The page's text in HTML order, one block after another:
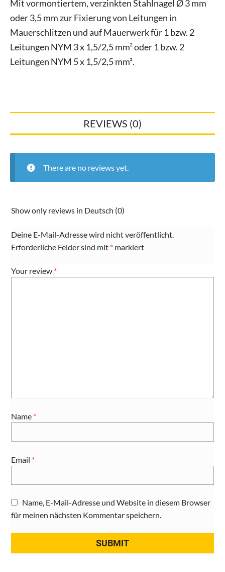
Nagel-
Fix
3,5x50mm
PP
transparent
Mit vormontiertem, verzinkten Stahlnagel Ø 3 mm
oder 3,5 mm zur Fixierung von Leitungen in
Mauerschlitzen und auf Mauerwerk für 1 bzw. 2
Leitungen NYM 3 x 1,5/2,5 mm² oder 1 bzw. 2
Leitungen NYM 5 x 1,5/2,5 mm².
REVIEWS (0)
There are no reviews yet.
Show only reviews in Deutsch (0)
Deine E-Mail-Adresse wird nicht veröffentlicht.
Erforderliche Felder sind mit * markiert
Your review *
Name *
Email *
Name, E-Mail-Adresse und Website in diesem Browser
für meinen nächsten Kommentar speichern.